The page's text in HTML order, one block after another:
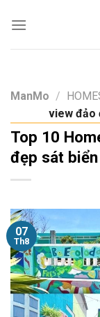
ManMo /
view đảo
Top 10
đẹp sát
07
Th8